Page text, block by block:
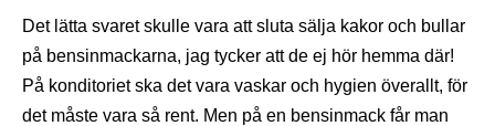
Det lätta svaret skulle vara att sluta sälja kakor och bullar
på bensinmackarna, jag tycker att de ej hör hemma där!
På konditoriet ska det vara vaskar och hygien överallt, för
det måste vara så rent. Men på en bensinmack får man